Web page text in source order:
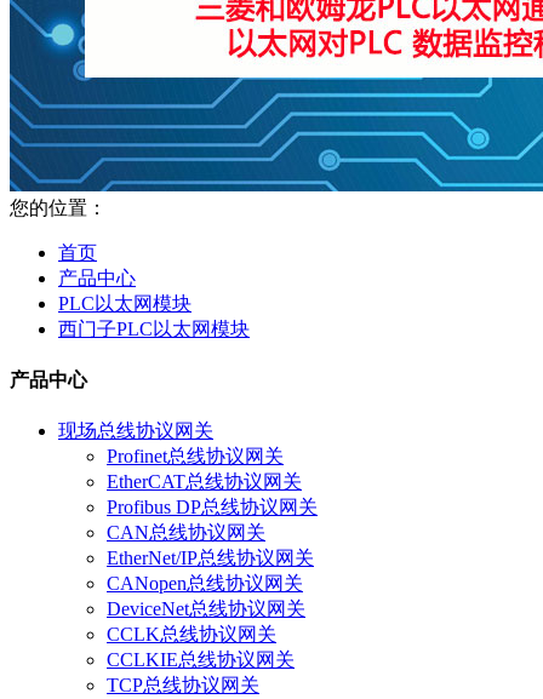
您的位置：
首页
产品中心
PLC以太网模块
西门子PLC以太网模块
产品中心
现场总线协议网关
Profinet总线协议网关
EtherCAT总线协议网关
Profibus DP总线协议网关
CAN总线协议网关
EtherNet/IP总线协议网关
CANopen总线协议网关
DeviceNet总线协议网关
CCLK总线协议网关
CCLKIE总线协议网关
TCP总线协议网关